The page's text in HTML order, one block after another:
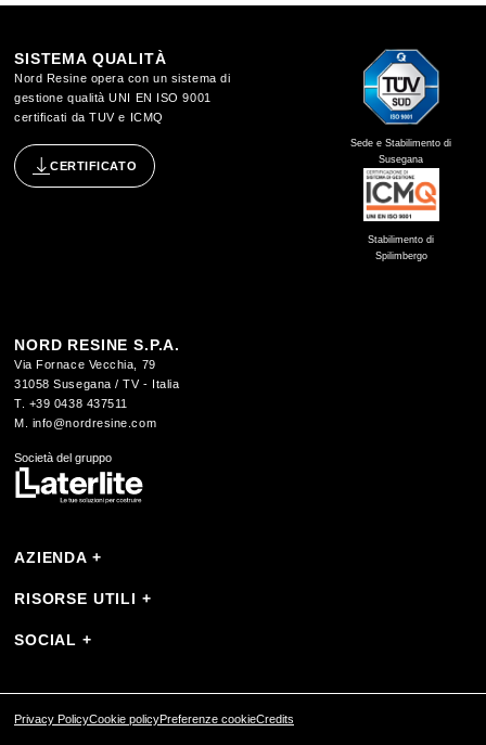
Sede e Stabilimento di
Susegana
Stabilimento di
Spilimbergo
SISTEMA QUALITÀ
Nord Resine opera con un sistema di
gestione qualità UNI EN ISO 9001
certificati da TUV e ICMQ
CERTIFICATO
NORD RESINE S.P.A.
Via Fornace Vecchia, 79
31058 Susegana / TV - Italia
T. +39 0438 437511
M. info@nordresine.com
Società del gruppo
AZIENDA +
Sistemi
RISORSE UTILI +
Download
Area riservata
SOCIAL +
Privacy PolicyCookie policyPreferenze cookieCredits